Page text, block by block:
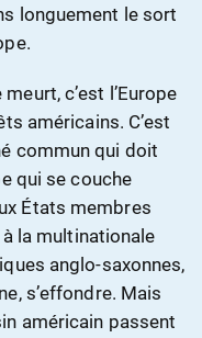
longuement le sort
c’est l’Europe
américains. C’est
commun qui doit
qui se couche
États membres
la multinationale
anglo-saxonnes,
s’effondre. Mais
américain passent